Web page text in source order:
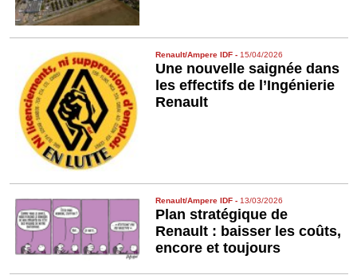
Renault/Ampere IDF - 15/04/2026
Une nouvelle saignée dans
les effectifs de l’Ingénierie
Renault
Renault/Ampere IDF -13/03/2026
Plan stratégique de
Renault : baisser les coûts,
encore et toujours